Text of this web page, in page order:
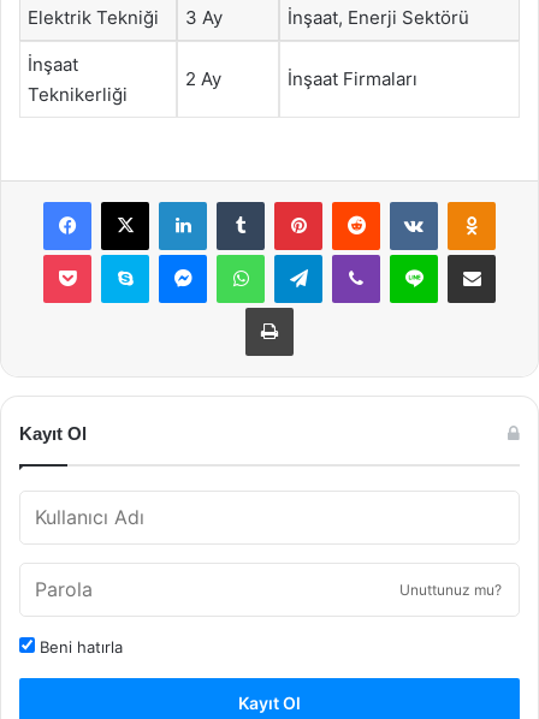
Elektrik Tekniği 3 Ay İnşaat, Enerji Sektörü
İnşaat
Teknikerliği
2 Ay İnşaat Firmaları
Facebook
X LinkedInTumblr PinterestReddit VKontakte
Pocket Skype MessengerWhatsAppTelegramViber Line E-Posta ile
Yazdır
Kayıt Ol
Unuttunuz mu?
Beni hatırla
Kayıt Ol